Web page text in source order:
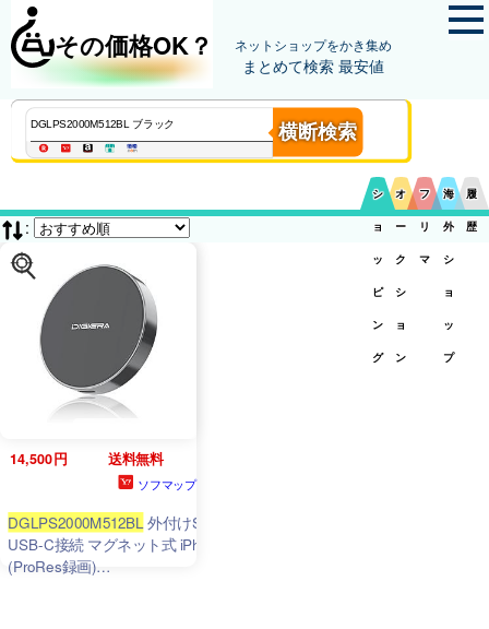
その価格OK？ ネットショップをかき集め
まとめて検索 最安値
横断検索
シ
ョ
ッ
ピ
ン
グ
オ
ー
ク
シ
ョ
ン
フ
リ
マ
海
外
シ
ョ
ッ
プ
履
歴
:
14,500円 送料無料
ソフマップ
DGLPS2000M512BL 外付けSSD
USB-C接続 マグネット式 iPhone向け
(ProRes録画)